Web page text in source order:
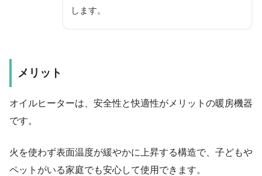
します。
メリット
オイルヒーターは、安全性と快適性がメリットの暖房機器
です。
火を使わず表面温度が緩やかに上昇する構造で、子どもや
ペットがいる家庭でも安心して使用できます。